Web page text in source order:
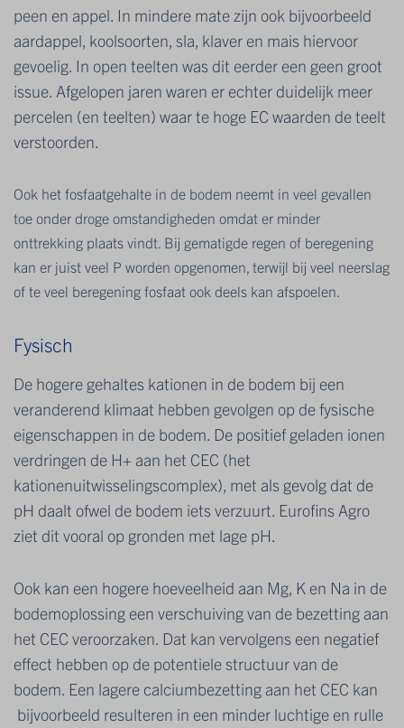
peen en appel. In mindere mate zijn ook bijvoorbeeld
aardappel, koolsoorten, sla, klaver en mais hiervoor
gevoelig. In open teelten was dit eerder een geen groot
issue. Afgelopen jaren waren er echter duidelijk meer
percelen (en teelten) waar te hoge EC waarden de teelt
verstoorden.
Ook het fosfaatgehalte in de bodem neemt in veel gevallen
toe onder droge omstandigheden omdat er minder
onttrekking plaats vindt. Bij gematigde regen of beregening
kan er juist veel P worden opgenomen, terwijl bij veel neerslag
of te veel beregening fosfaat ook deels kan afspoelen.
Fysisch
De hogere gehaltes kationen in de bodem bij een
veranderend klimaat hebben gevolgen op de fysische
eigenschappen in de bodem. De positief geladen ionen
verdringen de H+ aan het CEC (het
kationenuitwisselingscomplex), met als gevolg dat de
pH daalt ofwel de bodem iets verzuurt. Eurofins Agro
ziet dit vooral op gronden met lage pH.
Ook kan een hogere hoeveelheid aan Mg, K en Na in de
bodemoplossing een verschuiving van de bezetting aan
het CEC veroorzaken. Dat kan vervolgens een negatief
effect hebben op de potentiele structuur van de
bodem. Een lagere calciumbezetting aan het CEC kan
bijvoorbeeld resulteren in een minder luchtige en rulle